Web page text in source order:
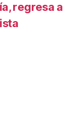
regresa a